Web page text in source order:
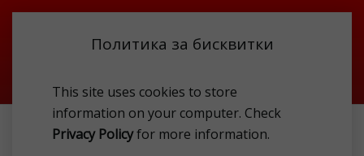
Политика за бисквитки
This site uses cookies to store
information on your computer. Check
Privacy Policyfor more information.
LOISIR 04L03-00303 RING